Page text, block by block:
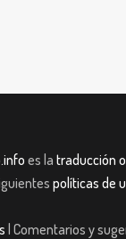
es la traducción
políticas de
| Comentarios y